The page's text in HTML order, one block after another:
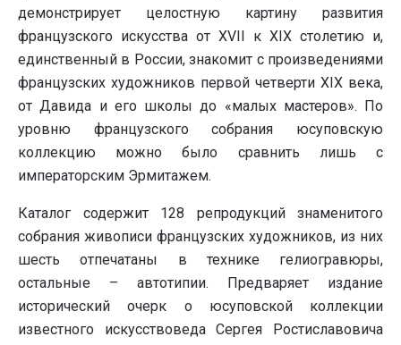
демонстрирует целостную картину развития
французского искусства от XVII к XIX столетию и,
единственный в России, знакомит с произведениями
французских художников первой четверти XIX века,
от Давида и его школы до «малых мастеров». По
уровню французского собрания юсуповскую
коллекцию можно было сравнить лишь с
императорским Эрмитажем.
Каталог содержит 128 репродукций знаменитого
собрания живописи французских художников, из них
шесть отпечатаны в технике гелиогравюры,
остальные – автотипии. Предваряет издание
исторический очерк о юсуповской коллекции
известного искусствоведа Сергея Ростиславовича